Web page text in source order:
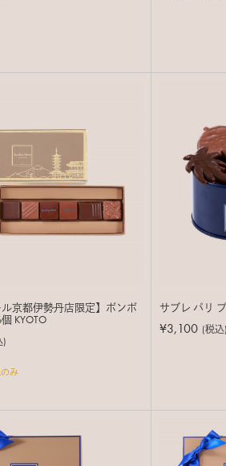
ル京都伊勢丹店限定】ボンボ
KYOTO
)
み
サブレ パリ
¥3,100 (税込)